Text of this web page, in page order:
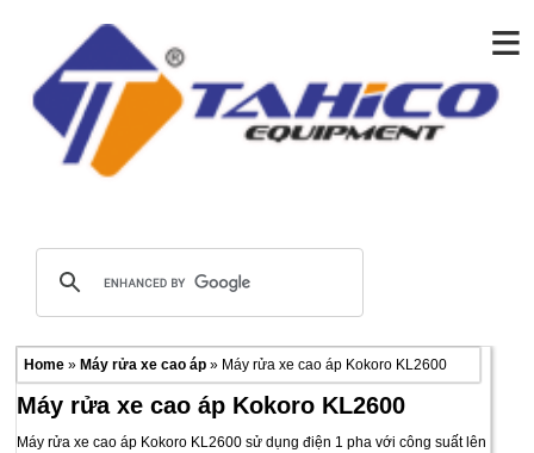
≡
Home» Máy rửa xe cao áp» Máy rửa xe cao áp Kokoro KL2600
Máy rửa xe cao áp Kokoro KL2600
Máy rửa xe cao áp Kokoro KL2600 sử dụng điện 1 pha với công suất lên